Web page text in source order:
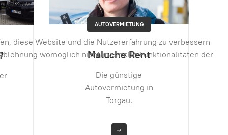
TERMINVEREINBARUNG
24/7
Buchen Sie Ihren Termin
einfach online.
diese Website und die Nutzererfahrung zu verbessern
womöglich nicht mehr alle Funktionalitäten der